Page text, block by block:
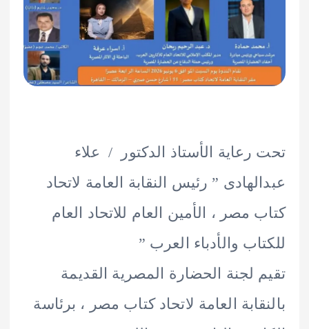
الأستاذ الدكتور / علاء
” رئيس النقابة العامة لاتحاد
مصر ، الأمين العام للاتحاد العام
والأدباء العرب ”
لجنة الحضارة المصرية القديمة
العامة لاتحاد كتاب مصر ، برئاسة